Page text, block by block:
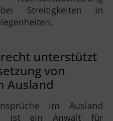
Streitigkeiten in
unterstützt
von
Ausland
im Ausland
ist ein Anwalt für